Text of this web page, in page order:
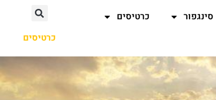
סינגפור
כרטיסים
כרטיסים